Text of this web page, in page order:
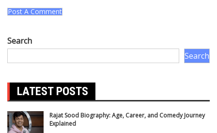
Search
Search
LATEST POSTS
Rajat Sood Biography: Age, Career, and Comedy Journey
Explained